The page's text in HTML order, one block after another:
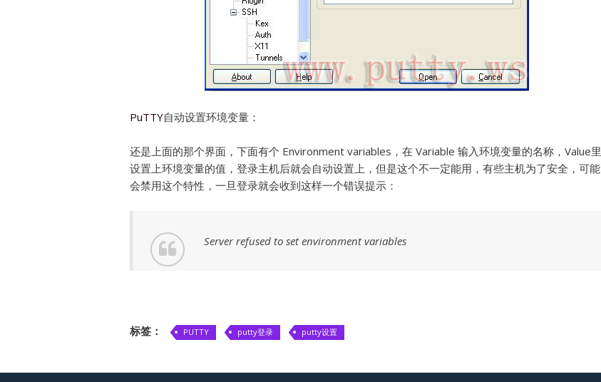
PuTTY自动设置环境变量：
还是上面的那个界面，下面有个 Environment variables，在 Variable 输入环境变量的名称，Value里
设置上环境变量的值，登录主机后就会自动设置上，但是这个不一定能用，有些主机为了安全，可能
会禁用这个特性，一旦登录就会收到这样一个错误提示：
Server refused to set environment variables
标签： PUTTY putty登录 putty设置